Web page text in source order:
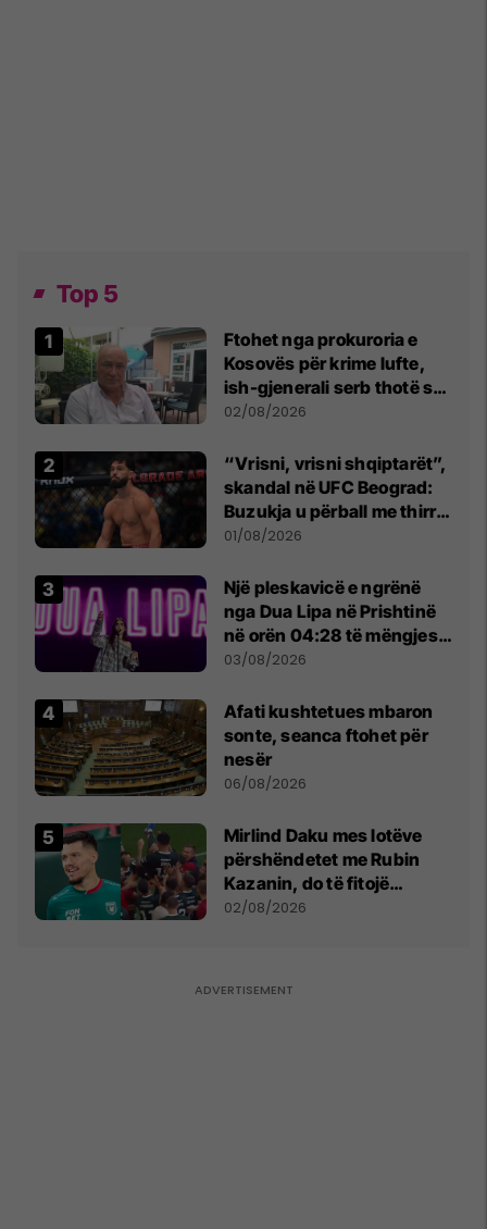
Top 5
Ftohet nga prokuroria e
Kosovës për krime lufte,
ish-gjenerali serb thotë se
dikush e tradhtoi në
02/08/2026
“Vrisni, vrisni shqiptarët”,
skandal në UFC Beograd:
Buzukja u përball me thirrje
anti-shqiptare nga
01/08/2026
Një pleskavicë e ngrënë
nga Dua Lipa në Prishtinë
në orën 04:28 të mëngjesit
- dhe bota digjitale serbe
03/08/2026
Afati kushtetues mbaron
sonte, seanca ftohet për
nesër
06/08/2026
Mirlind Daku mes lotëve
përshëndetet me Rubin
Kazanin, do të fitojë
miliona te Spartak Moska
02/08/2026